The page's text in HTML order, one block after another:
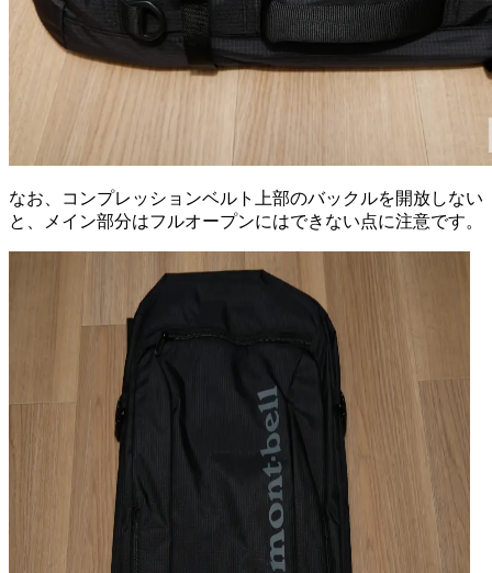
なお、コンプレッションベルト上部のバックルを開放しない
と、メイン部分はフルオープンにはできない点に注意です。